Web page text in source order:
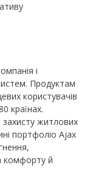
і
Продуктам
користувачів
країнах.
захисту житлових
портфоліо Ajax
комфорту й